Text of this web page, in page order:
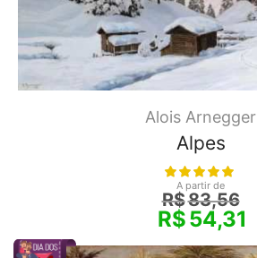
Alois Arnegger
Alpes
A partir de
R$83,56
R$54,31